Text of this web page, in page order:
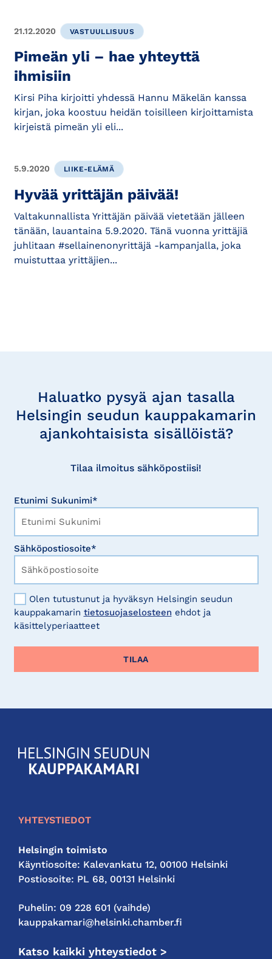
21.12.2020 VASTUULLISUUS
Pimeän yli – hae yhteyttä
ihmisiin
Kirsi Piha kirjoitti yhdessä Hannu Mäkelän kanssa
kirjan, joka koostuu heidän toisilleen kirjoittamista
kirjeistä pimeän yli eli...
5.9.2020 LIIKE-ELÄMÄ
Hyvää yrittäjän päivää!
Valtakunnallista Yrittäjän päivää vietetään jälleen
tänään, lauantaina 5.9.2020. Tänä vuonna yrittäjiä
juhlitaan #sellainenonyrittäjä -kampanjalla, joka
muistuttaa yrittäjien...
Haluatko pysyä ajan tasalla
Helsingin seudun kauppakamarin
ajankohtaisista sisällöistä?
Tilaa ilmoitus sähköpostiisi!
Etunimi Sukunimi*
Sähköpostiosoite*
Olen tutustunut ja hyväksyn Helsingin seudun
kauppakamarin tietosuojaselosteen ehdot ja
käsittelyperiaatteet
KauppakamariHelsingin
seudun
YHTEYSTIEDOT
Helsingin toimisto
Käyntiosoite: Kalevankatu 12, 00100 Helsinki
Postiosoite: PL 68, 00131 Helsinki
Puhelin: 09 228 601 (vaihde)
kauppakamari@helsinki.chamber.fi
Katso kaikki yhteystiedot >